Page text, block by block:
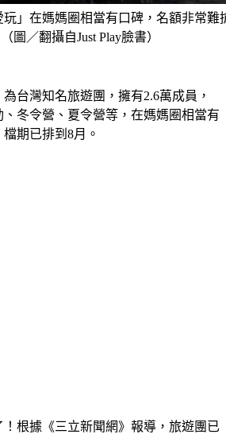
（圖／翻攝自Just Play臉書）
冬令營、夏令營等，在媽媽圈相當有
期已排到8月。
到8月，結果活動突然只辦到3月就截